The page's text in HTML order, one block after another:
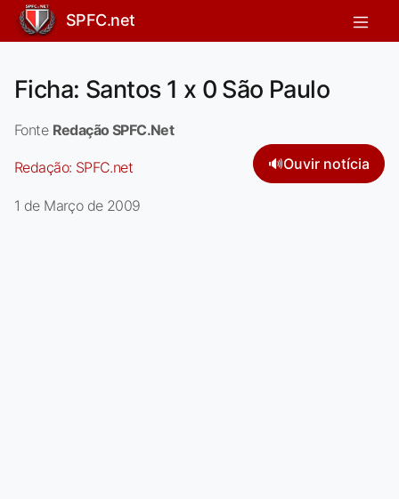
SPFC.net
Ficha: Santos 1 x 0 São Paulo
Fonte Redação SPFC.Net
Redação: SPFC.net 🔊Ouvir notícia
1 de Março de 2009